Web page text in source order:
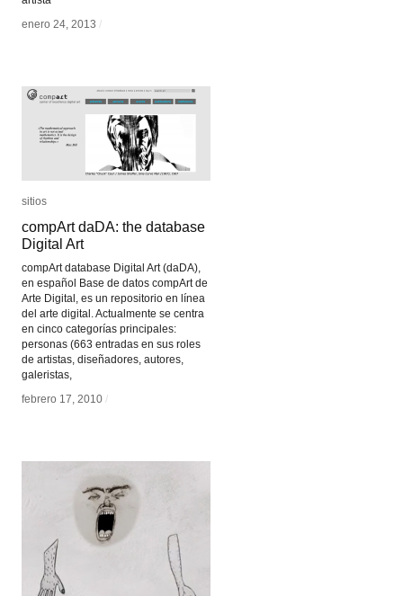
enero 24, 2013 /
enero 24, 2013 /
sitios
compArt daDA: the database
Digital Art
compArt database Digital Art (daDA),
en español Base de datos compArt de
Arte Digital, es un repositorio en línea
del arte digital. Actualmente se centra
en cinco categorías principales:
personas (663 entradas en sus roles
de artistas, diseñadores, autores,
galeristas,
febrero 17, 2010 /
sitios
compArt daDA: the database
Digital Art
febrero 17, 2010 /